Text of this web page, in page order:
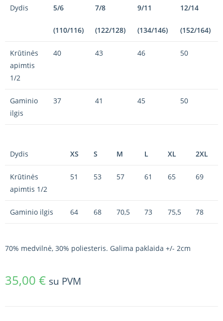
Dydis 5/6
(110/116)
7/8
(122/128)
9/11
(134/146)
12/14
(152/164)
Krūtinės
apimtis
1/2
40 43 46 50
Gaminio
ilgis
37 41 45 50
Dydis XS S M L XL 2XL
Krūtinės
apimtis 1/2
51 53 57 61 65 69
Gaminio ilgis 64 68 70,5 73 75,5 78
70% medvilnė, 30% poliesteris. Galima paklaida +/- 2cm
35,00 € su PVM